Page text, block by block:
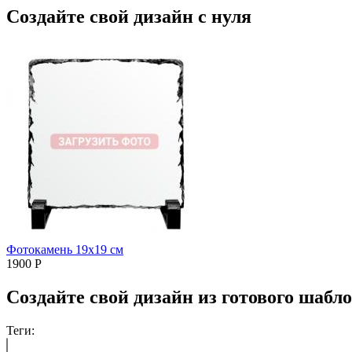
Создайте свой дизайн с нуля
Фотокамень 19х19 см
1900 Р
Создайте свой дизайн из готового
Теги: